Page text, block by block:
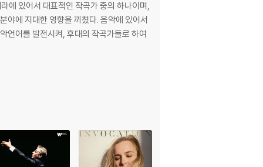
에 있어서 대표적인 작곡가 중의 하나이며,
야에 지대한 영향을 끼쳤다. 음악에 있어서
언어를 발전시켜, 후대의 작곡가들로 하여